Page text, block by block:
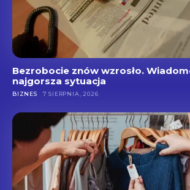
Bezrobocie znów wzrosło.
najgorsza sytuacja
BIZNES 7 SIERPNIA, 2026